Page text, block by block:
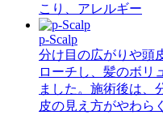
こり、アレルギー
p-Scalp
分け目の広がりや頭
ローチし、髪のボリ
ました。施術後は、
皮の見え方がやわ